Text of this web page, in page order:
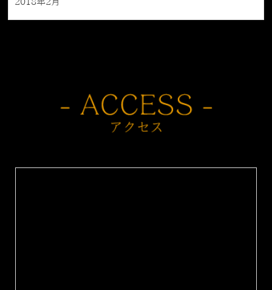
2018年2月